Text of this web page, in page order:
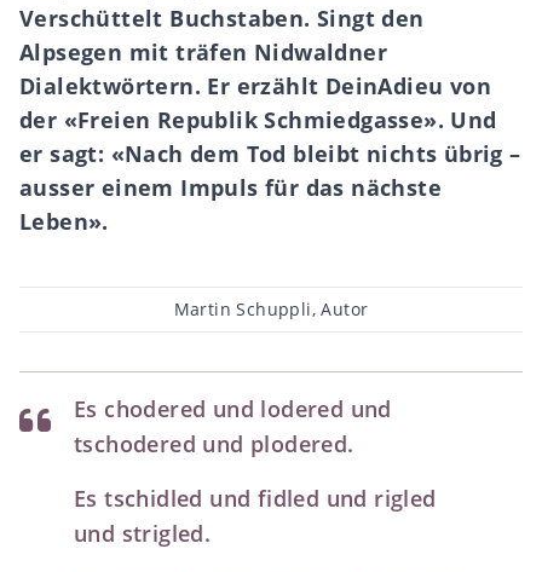
Verschüttelt Buchstaben. Singt den
Alpsegen mit träfen Nidwaldner
Dialektwörtern. Er erzählt DeinAdieu von
der «Freien Republik Schmiedgasse». Und
er sagt: «Nach dem Tod bleibt nichts übrig –
ausser einem Impuls für das nächste
Leben».
Beitragsautor
Martin Schuppli, Autor
Es chodered und lodered und
tschodered und plodered.
Es tschidled und fidled und rigled
und strigled.